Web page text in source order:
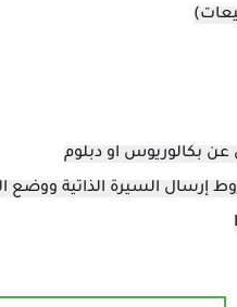
إرسال السيرة الذاتية ووضع